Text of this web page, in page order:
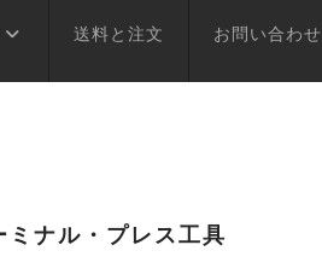
送料と注文 お問い合わせ
ミナル・プレス工具